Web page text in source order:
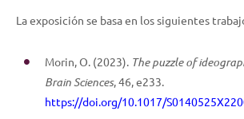
La exposición se basa en los siguientes
Morin, O. (2023). The puzzle of
Brain Sciences, 46, e233.
https://doi.org/10.1017/